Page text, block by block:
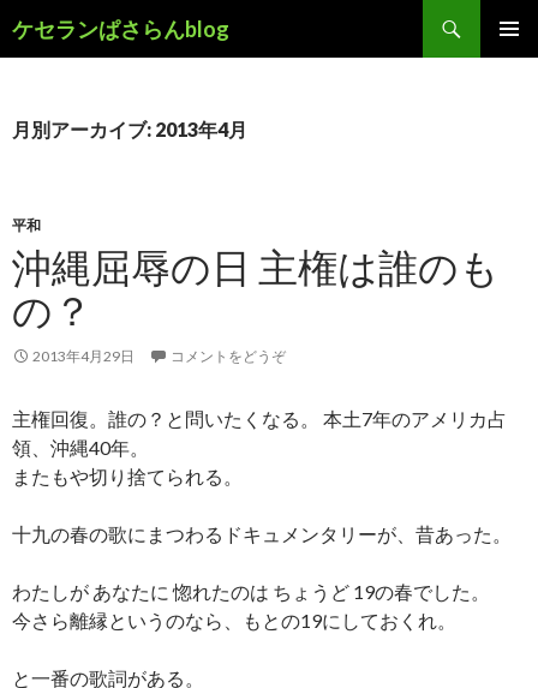
ケセランぱさらんblog
索
ン
動
月別アーカイブ: 2013年4月
平和
沖縄屈辱の日 主権は誰のも
の？
2013年4月29日 コメントをどうぞ
主権回復。誰の？と問いたくなる。 本土7年のアメリカ占
領、沖縄40年。
またもや切り捨てられる。
十九の春の歌にまつわるドキュメンタリーが、昔あった。
わたしが あなたに 惚れたのは ちょうど 19の春でした。
今さら離縁というのなら、もとの19にしておくれ。
と一番の歌詞がある。